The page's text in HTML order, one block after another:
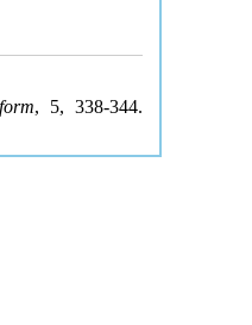
, 5, 338-344.